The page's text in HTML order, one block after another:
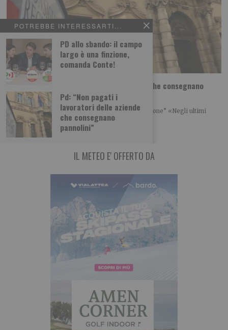
POTREBBE INTERESSARTI...
PD allo sbando: il campo
largo è una finzione,
comanda Conte!
Pd: “Non pagati i
lavoratori delle aziende
che consegnano
pannolini”
Pd: “Non pagati i lavoratori delle aziende che consegnano
pannolini”
“La Regione chiarisca immediatamente la situazione” «Negli ultimi
giorni sono stato contattato da alcuni lavoratori
IL METEO E' OFFERTO DA